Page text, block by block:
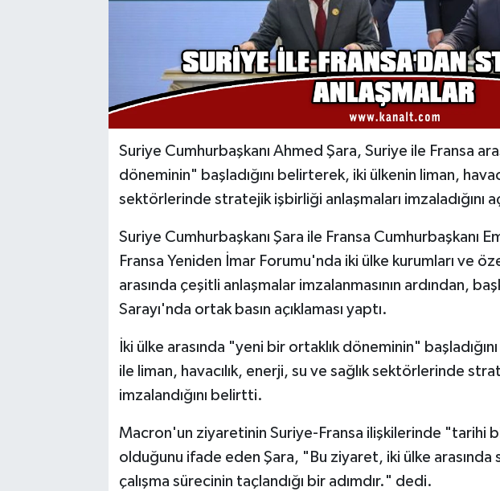
Suriye Cumhurbaşkanı Ahmed Şara, Suriye ile Fransa
döneminin" başladığını belirterek, iki ülkenin liman,
sektörlerinde stratejik işbirliği anlaşmaları imzaladığını
Suriye Cumhurbaşkanı Şara ile Fransa Cumhurbaşkanı
Fransa Yeniden İmar Forumu'nda iki ülke kurumları ve
arasında çeşitli anlaşmalar imzalanmasının ardından,
Sarayı'nda ortak basın açıklaması yaptı.
İki ülke arasında "yeni bir ortaklık döneminin"
ile liman, havacılık, enerji, su ve sağlık sektörlerinde
imzalandığını belirtti.
Macron'un ziyaretinin Suriye-Fransa ilişkilerinde "tarihi
olduğunu ifade eden Şara, "Bu ziyaret, iki ülke arasında
çalışma sürecinin taçlandığı bir adımdır." dedi.